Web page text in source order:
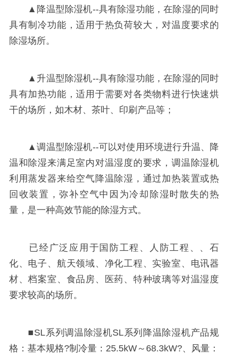
▲降温型除湿机--具有除湿功能，在除湿的同时
具有制冷功能，适用于热负荷较大，对温度要求的
除湿场所。
▲升温型除湿机--具有除湿功能，在除湿的同时
具有加热功能，适用于需要对各类物料进行快速烘
干的场所，如木材、茶叶、印刷产品等；
▲调温型除湿机--可以对使用环境进行升温、降
温和除湿来满足室内对温湿度的要求，调温除湿机
利用蒸发器来给空气降温除湿，通过加热装置或热
回收装置，弥补空气中因为冷却除湿时散失的热
量，是一种高效节能的除湿方式。
已经广泛应用于国防工程、人防工程、、石
化、电子、航天领域、净化工程、实验室、电讯器
材、档案室、食品房、医药、特种玻璃等对温湿度
要求较高的场所。
■SL系列调温除湿机SL系列降温除湿机产品规
格：基本规格?制冷量：25.5kW～68.3kW?、风量：